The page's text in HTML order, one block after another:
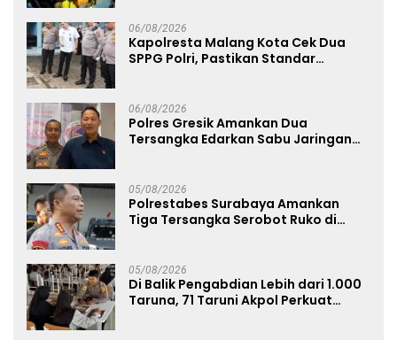
06/08/2026
Kapolresta Malang Kota Cek Dua
SPPG Polri, Pastikan Standar
06/08/2026
Polres Gresik Amankan Dua
Tersangka Edarkan Sabu Jaringan
05/08/2026
Polrestabes Surabaya Amankan
Tiga Tersangka Serobot Ruko di
05/08/2026
Di Balik Pengabdian Lebih dari 1.000
Taruna, 71 Taruni Akpol Perkuat